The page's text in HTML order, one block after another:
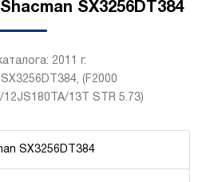
SX3256DT384
2011 г.
(F2000
12JS180TA/13T STR 5.73)
SX3256DT384